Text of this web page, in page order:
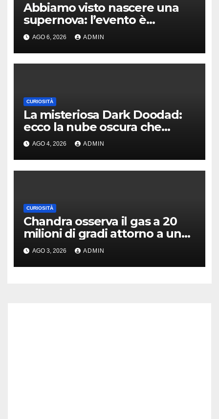
Abbiamo visto nascere una
supernova: l’evento è
rarissimo
AGO 6, 2026 ADMIN
CURIOSITÀ
La misteriosa Dark Doodad:
ecco la nube oscura che
nasconde nuove stelle
AGO 4, 2026 ADMIN
CURIOSITÀ
Chandra osserva il gas a 20
milioni di gradi attorno a un
antico quasar
AGO 3, 2026 ADMIN